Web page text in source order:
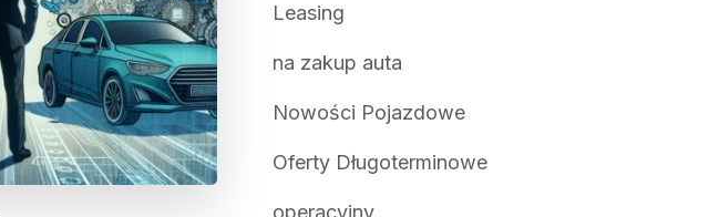
Leasing
na zakup auta
Nowości Pojazdowe
Oferty Długoterminowe